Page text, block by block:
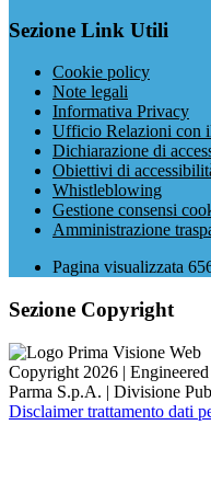
Sezione Link Utili
Cookie policy
Note legali
Informativa Privacy
Ufficio Relazioni con
Dichiarazione di
Obiettivi di
Whistleblowing
Gestione consensi
Amministrazione
Pagina visualizzata
Sezione Copyright
Copyright 2026 |
Parma S.p.A. | Divisione
Disclaimer trattamento dati